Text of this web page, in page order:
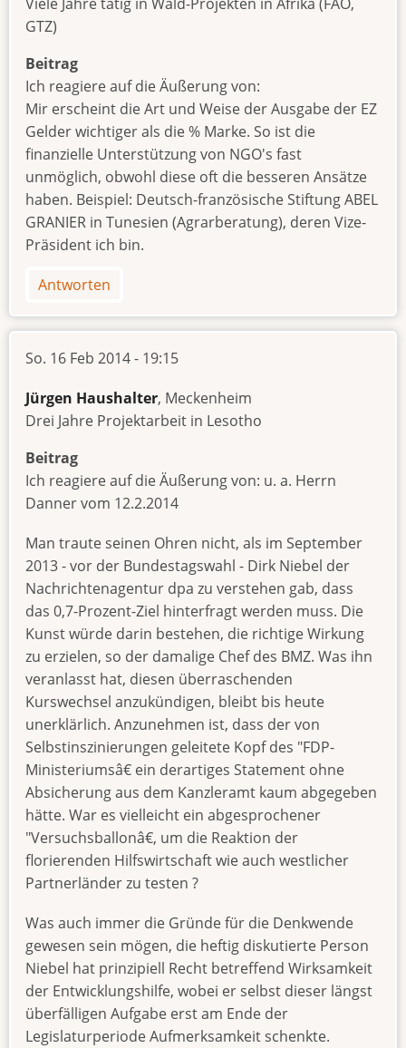
GTZ)
Beitrag
Ich reagiere auf die Äußerung von:
Mir erscheint die Art und Weise der Ausgabe der EZ
Gelder wichtiger als die % Marke. So ist die
finanzielle Unterstützung von NGO's fast
unmöglich, obwohl diese oft die besseren Ansätze
haben. Beispiel: Deutsch-französische Stiftung ABEL
GRANIER in Tunesien (Agrarberatung), deren Vize-
Präsident ich bin.
Antworten
So. 16 Feb 2014 - 19:15
Jürgen Haushalter, Meckenheim
Drei Jahre Projektarbeit in Lesotho
Beitrag
Ich reagiere auf die Äußerung von: u. a. Herrn
Danner vom 12.2.2014
Man traute seinen Ohren nicht, als im September
2013 - vor der Bundestagswahl - Dirk Niebel der
Nachrichtenagentur dpa zu verstehen gab, dass
das 0,7-Prozent-Ziel hinterfragt werden muss. Die
Kunst würde darin bestehen, die richtige Wirkung
zu erzielen, so der damalige Chef des BMZ. Was ihn
veranlasst hat, diesen überraschenden
Kurswechsel anzukündigen, bleibt bis heute
unerklärlich. Anzunehmen ist, dass der von
Selbstinszinierungen geleitete Kopf des "FDP-
Ministeriumsâ€ ein derartiges Statement ohne
Absicherung aus dem Kanzleramt kaum abgegeben
hätte. War es vielleicht ein abgesprochener
"Versuchsballonâ€, um die Reaktion der
florierenden Hilfswirtschaft wie auch westlicher
Partnerländer zu testen ?
Was auch immer die Gründe für die Denkwende
gewesen sein mögen, die heftig diskutierte Person
Niebel hat prinzipiell Recht betreffend Wirksamkeit
der Entwicklungshilfe, wobei er selbst dieser längst
überfälligen Aufgabe erst am Ende der
Legislaturperiode Aufmerksamkeit schenkte.